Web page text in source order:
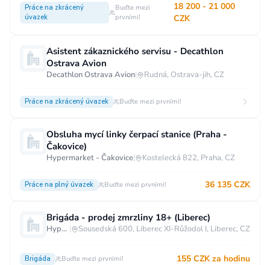
Práce na zkrácený
úvazek
Buďte mezi
prvními!
18 200 - 21 000
CZK
Asistent zákaznického servisu - Decathlon
Ostrava Avion
Decathlon Ostrava Avion| Rudná, Ostrava-jih, CZ
Práce na zkrácený úvazek Buďte mezi prvními!
Obsluha mycí linky čerpací stanice (Praha -
Čakovice)
Hypermarket - Čakovice| Kostelecká 822, Praha, CZ
Práce na plný úvazek Buďte mezi prvními! 36 135 CZK
Brigáda - prodej zmrzliny 18+ (Liberec)
Hypermarket - Liberec | Sousedská 600, Liberec XI-Růžodol I, Liberec, CZ
Brigáda Buďte mezi prvními! 155 CZK za hodinu